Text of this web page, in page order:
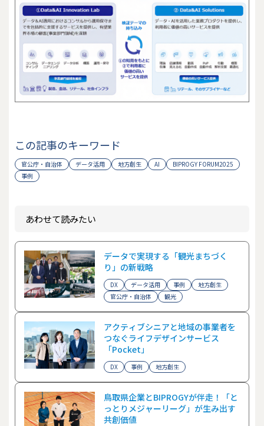
この記事のキーワード
官公庁・自治体 データ活用 地方創生 AI
BIPROGY FORUM2025
事例
あわせて読みたい
データで実現する「観光まちづく
り」の新戦略
DX データ活用 事例
地方創生
官公庁・自治体
観光
アクティブシニアと地域の事業者を
つなぐライフデザインサービス
「Pocket」
DX 事例 地方創生
鳥取県企業とBIPROGYが伴走！「と
っとりメジャーリーグ」が生み出す
共創価値